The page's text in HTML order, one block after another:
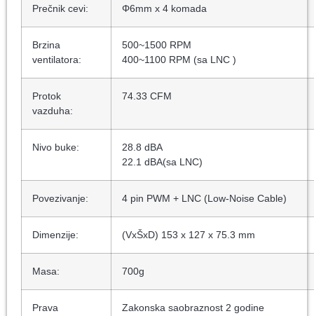
Prečnik cevi: Φ6mm x 4 komada
Brzina
ventilatora:
500~1500 RPM
400~1100 RPM (sa LNC )
Protok
vazduha:
74.33 CFM
Nivo buke:
28.8 dBA
22.1 dBA(sa LNC)
Povezivanje: 4 pin PWM + LNC (Low-Noise Cable)
Dimenzije: (VxŠxD) 153 x 127 x 75.3 mm
Masa: 700g
Prava
Zakonska saobraznost 2 godine